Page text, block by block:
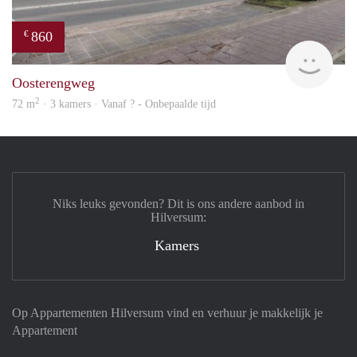
€ 860
rent
Oosterengweg
72 m2 · 3 kamers · Vanaf ? - Onbepaalde tijd
Op Appartementen Hilversum vind en verhuur je makkelijk je
Appartement
Niks leuks gevonden? Dit is ons andere aanbod in
Hilversum:
Kamers